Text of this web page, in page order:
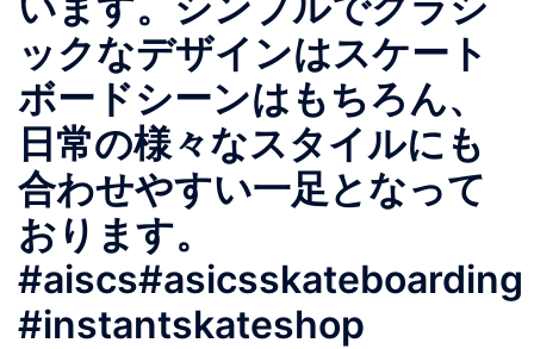
ックなデザインはスケート
ボードシーンはもちろん、
日常の様々なスタイルにも
合わせやすい一足となって
おります。
#aiscs#asicsskateboarding
#instantskateshop